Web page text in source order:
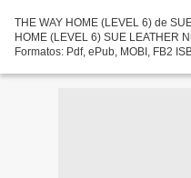
THE WAY HOME (LEVEL 6) de
HOME (LEVEL 6) SUE LEATHER
Formatos: Pdf, ePub, MOBI, FB2
eBook...